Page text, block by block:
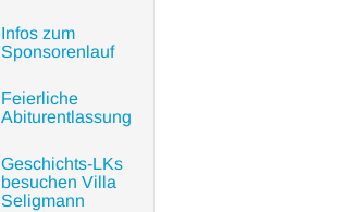
Infos zum
Sponsorenlauf
Feierliche
Abiturentlassung
Geschichts-LKs
besuchen Villa
Seligmann